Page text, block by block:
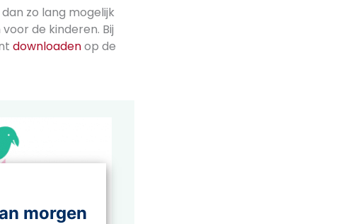
zo lang mogelijk
de kinderen. Bij
downloadenop de
morgen